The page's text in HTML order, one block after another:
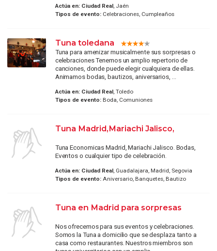
Actúa en: Ciudad Real, Jaén
Tipos de evento:Celebraciones, Cumpleaños
Tuna toledana
Tuna para amenizar musicalmente sus sorpresas o
celebraciones Tenemos un amplio repertorio de
canciones, donde puede elegir cualquiera de ellas.
Animamos bodas, bautizos, aniversarios, ...
Actúa en: Ciudad Real, Toledo
Tipos de evento:Boda, Comuniones
Tuna Madrid,Mariachi Jalisco,
Tuna Economicas Madrid, Mariachi Jalisco. Bodas,
Eventos o cualquier tipo de celebración.
Actúa en: Ciudad Real, Guadalajara, Madrid, Segovia
Tipos de evento:Aniversario, Banquetes, Bautizo
Tuna en Madrid para sorpresas
Nos ofrecemos para sus eventos y celebraciones.
Somos la Tuna a domicilio que se desplaza tanto a
casa como restaurantes. Nuestros miembros son